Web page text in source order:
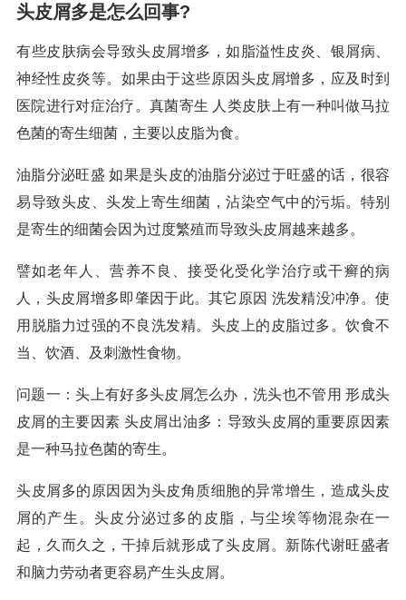
头皮屑多是怎么回事?
有些皮肤病会导致头皮屑增多，如脂溢性皮炎、银屑病、
神经性皮炎等。如果由于这些原因头皮屑增多，应及时到
医院进行对症治疗。真菌寄生 人类皮肤上有一种叫做马拉
色菌的寄生细菌，主要以皮脂为食。
油脂分泌旺盛 如果是头皮的油脂分泌过于旺盛的话，很容
易导致头皮、头发上寄生细菌，沾染空气中的污垢。特别
是寄生的细菌会因为过度繁殖而导致头皮屑越来越多。
譬如老年人、营养不良、接受化受化学治疗或干癣的病
人，头皮屑增多即肇因于此。其它原因 洗发精没冲净。使
用脱脂力过强的不良洗发精。头皮上的皮脂过多。饮食不
当、饮酒、及刺激性食物。
问题一：头上有好多头皮屑怎么办，洗头也不管用 形成头
皮屑的主要因素 头皮屑出油多：导致头皮屑的重要原因素
是一种马拉色菌的寄生。
头皮屑多的原因因为头皮角质细胞的异常增生，造成头皮
屑的产生。头皮分泌过多的皮脂，与尘埃等物混杂在一
起，久而久之，干掉后就形成了头皮屑。新陈代谢旺盛者
和脑力劳动者更容易产生头皮屑。